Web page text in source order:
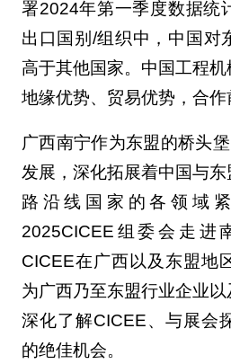
署2024年第一季度数据统
出口国别/组织中，中国对
高于其他国家。中国工程
地缘优势、贸易优势，合作
广西南宁作为东盟的桥头
发展，深化拓展着中国与
路沿线国家的各领域
2025CICEE组委会走进
CICEE在广西以及东盟地
为广西乃至东盟行业企业
深化了解CICEE、与展会
的绝佳机会。